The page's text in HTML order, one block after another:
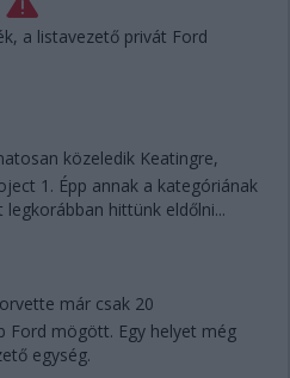
a listavezető privát Ford
közeledik Keatingre,
1. Épp annak a kategóriának
hittünk eldőlni...
már csak 20
Ford mögött. Egy helyet még
egység.